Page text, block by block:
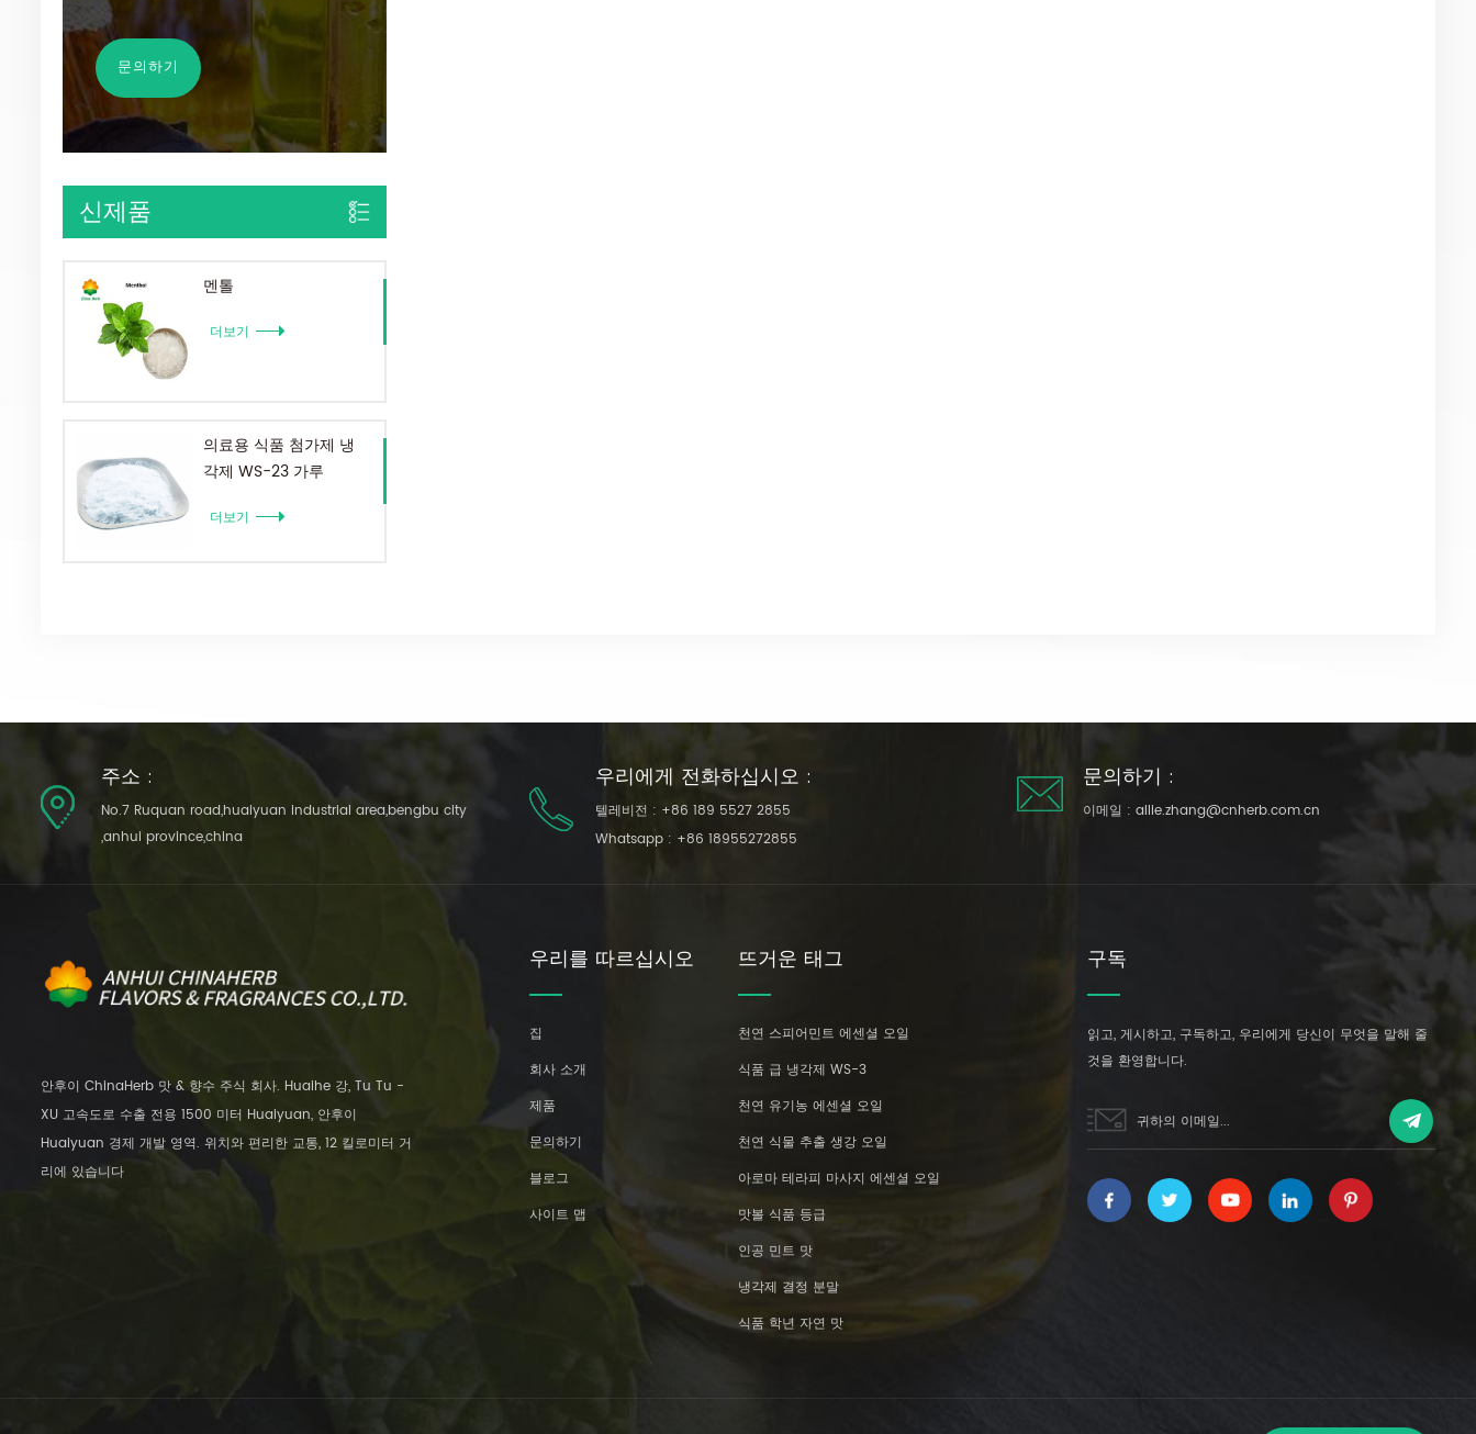
문의하기
신제품
멘톨
더보기
의료용 식품 첨가제 냉
각제 WS-23 가루
더보기
주소 :
No.7 Ruquan road,huaiyuan industrial area,bengbu city
,anhui province,china
우리에게 전화하십시오 :
텔레비전 : +86 189 5527 2855
Whatsapp : +86 18955272855
문의하기 :
이메일 : allie.zhang@cnherb.com.cn
안후이 ChinaHerb 맛 & 향수 주식 회사. Huaihe 강, Tu Tu -
XU 고속도로 수출 전용 1500 미터 Huaiyuan, 안후이
Huaiyuan 경제 개발 영역. 위치와 편리한 교통, 12 킬로미터 거
리에 있습니다
우리를 따르십시오
집
회사 소개
제품
문의하기
블로그
사이트 맵
뜨거운 태그
천연 스피어민트 에센셜 오일
식품 급 냉각제 WS-3
천연 유기농 에센셜 오일
천연 식물 추출 생강 오일
아로마 테라피 마사지 에센셜 오일
맛볼 식품 등급
인공 민트 맛
냉각제 결정 분말
식품 학년 자연 맛
구독
읽고, 게시하고, 구독하고, 우리에게 당신이 무엇을 말해 줄
것을 환영합니다.